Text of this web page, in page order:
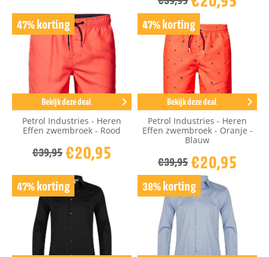
47% korting
Bekijk deze deal
Petrol Industries - Heren
Effen zwembroek - Rood
€39,95€20,95
47% korting
Bekijk deze deal
Petrol Industries - Heren
Effen zwembroek - Oranje -
Blauw
€39,95€20,95
47% korting 38% korting